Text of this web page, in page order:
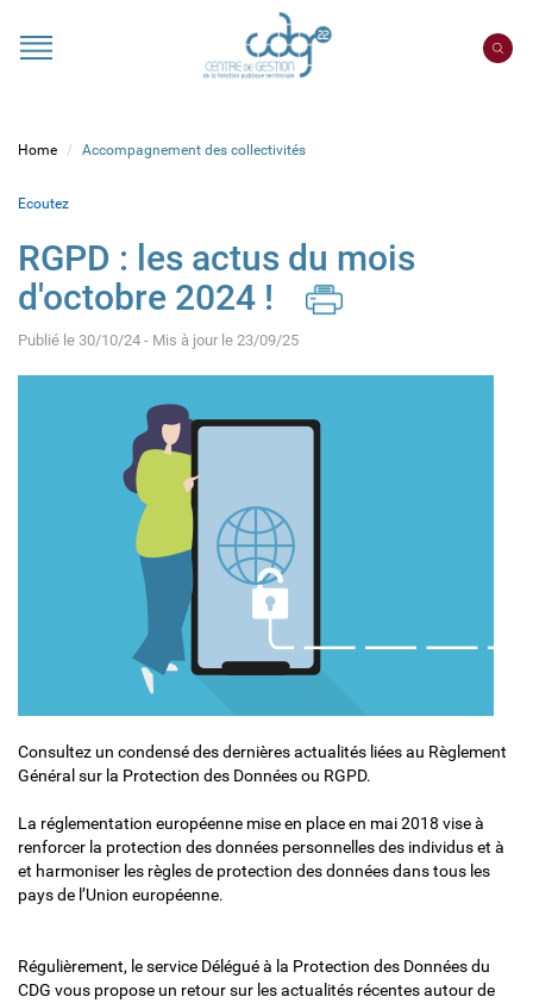
CDG
Home Accompagnement des collectivités
Ecoutez
RGPD : les actus du mois
d'octobre 2024 !
Publié le 30/10/24 - Mis à jour le 23/09/25
Consultez un condensé des dernières actualités liées au Règlement
Général sur la Protection des Données ou RGPD.
La réglementation européenne mise en place en mai 2018 vise à
renforcer la protection des données personnelles des individus et à
et harmoniser les règles de protection des données dans tous les
pays de l’Union européenne.
Régulièrement, le service Délégué à la Protection des Données du
CDG vous propose un retour sur les actualités récentes autour de